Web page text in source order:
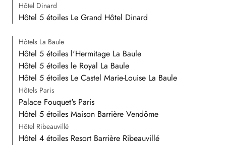
Hôtel Dinard
Hôtel 5 étoiles Le Grand Hôtel Dinard
Hôtels La Baule
Hôtel 5 étoiles l'Hermitage La Baule
Hôtel 5 étoiles le Royal La Baule
Hôtel 5 étoiles Le Castel Marie-Louise La Baule
Hôtels Paris
Palace Fouquet's Paris
Hôtel 5 étoiles Maison Barrière Vendôme
Hôtel Ribeauvillé
Hôtel 4 étoiles Resort Barrière Ribeauvillé